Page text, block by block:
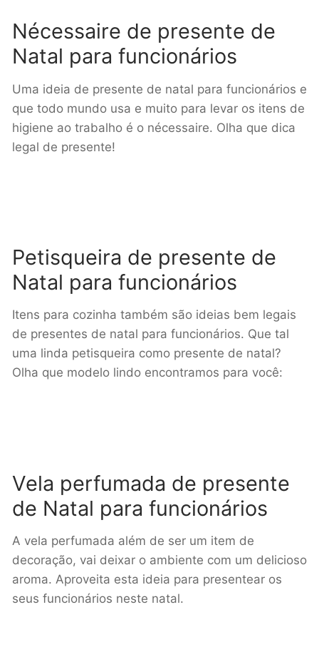
Nécessaire de presente de
Natal para funcionários
Uma ideia de presente de natal para funcionários e
que todo mundo usa e muito para levar os itens de
higiene ao trabalho é o nécessaire. Olha que dica
legal de presente!
Petisqueira de presente de
Natal para funcionários
Itens para cozinha também são ideias bem legais
de presentes de natal para funcionários. Que tal
uma linda petisqueira como presente de natal?
Olha que modelo lindo encontramos para você:
Vela perfumada de presente
de Natal para funcionários
A vela perfumada além de ser um item de
decoração, vai deixar o ambiente com um delicioso
aroma. Aproveita esta ideia para presentear os
seus funcionários neste natal.